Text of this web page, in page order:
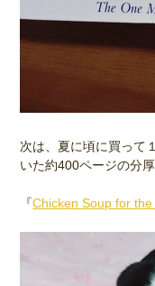
次は、夏に頃に買って
いた約400ページの分
『Chicken Soup for